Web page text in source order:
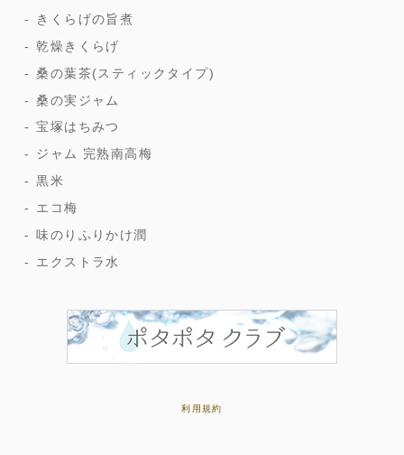
きくらげの旨煮
乾燥きくらげ
桑の葉茶(スティックタイプ)
桑の実ジャム
宝塚はちみつ
ジャム 完熟南高梅
黒米
エコ梅
味のりふりかけ潤
エクストラ水
利用規約